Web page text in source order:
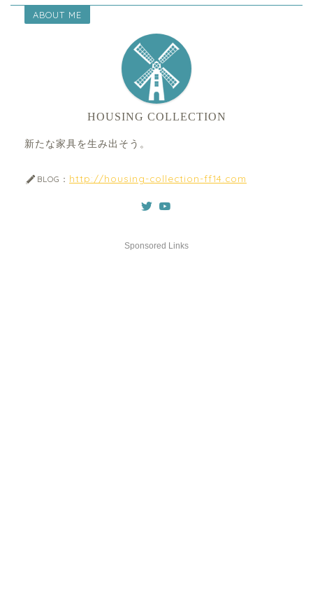
ABOUT ME
HOUSING COLLECTION
新たな家具を生み出そう。
BLOG： http://housing-collection-ff14.com
Sponsored Links